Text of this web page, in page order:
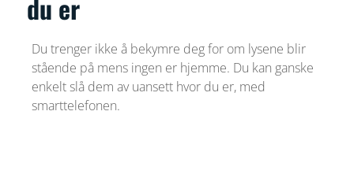
du er
Du trenger ikke å bekymre deg for om lysene blir
stående på mens ingen er hjemme. Du kan ganske
enkelt slå dem av uansett hvor du er, med
smarttelefonen.